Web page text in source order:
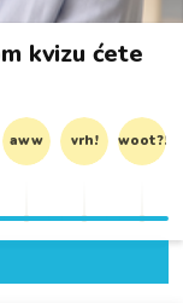
kvizu ćete
aww vrh! woot?!